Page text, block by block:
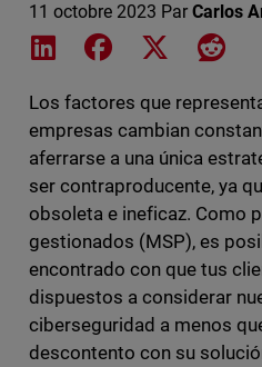
11 octobre 2023 Par Carlos
Share on LinkedIn
Share on Facebook
Share on X
Los factores que
empresas cambian
aferrarse a una única
ser contraproducente, ya
obsoleta e ineficaz. Como
gestionados (MSP), es
encontrado con que tus
dispuestos a considerar
ciberseguridad a menos
descontento con su